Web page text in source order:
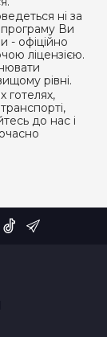
ні за
Ви
- офіційно
ліцензією.
рівні.
готелях,
до нас і